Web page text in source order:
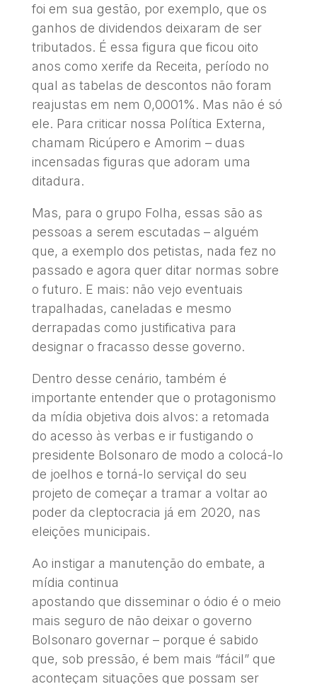
foi em sua gestão, por exemplo, que os
ganhos de dividendos deixaram de ser
tributados. É essa figura que ficou oito
anos como xerife da Receita, período no
qual as tabelas de descontos não foram
reajustas em nem 0,0001%. Mas não é só
ele. Para criticar nossa Política Externa,
chamam Ricúpero e Amorim – duas
incensadas figuras que adoram uma
ditadura.
Mas, para o grupo Folha, essas são as
pessoas a serem escutadas – alguém
que, a exemplo dos petistas, nada fez no
passado e agora quer ditar normas sobre
o futuro. E mais: não vejo eventuais
trapalhadas, caneladas e mesmo
derrapadas como justificativa para
designar o fracasso desse governo.
Dentro desse cenário, também é
importante entender que o protagonismo
da mídia objetiva dois alvos: a retomada
do acesso às verbas e ir fustigando o
presidente Bolsonaro de modo a colocá-lo
de joelhos e torná-lo serviçal do seu
projeto de começar a tramar a voltar ao
poder da cleptocracia já em 2020, nas
eleições municipais.
Ao instigar a manutenção do embate, a
mídia continua
apostando que disseminar o ódio é o meio
mais seguro de não deixar o governo
Bolsonaro governar – porque é sabido
que, sob pressão, é bem mais “fácil” que
aconteçam situações que possam ser